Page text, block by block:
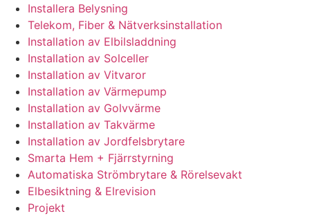
Installera Belysning
Telekom, Fiber & Nätverksinstallation
Installation av Elbilsladdning
Installation av Solceller
Installation av Vitvaror
Installation av Värmepump
Installation av Golvvärme
Installation av Takvärme
Installation av Jordfelsbrytare
Smarta Hem + Fjärrstyrning
Automatiska Strömbrytare & Rörelsevakt
Elbesiktning & Elrevision
Projekt